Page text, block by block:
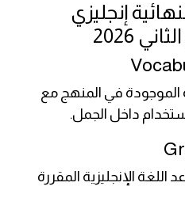
إنجليزي
2026
الموجودة في المنهج مع
داخل الجمل.
الإنجليزية المقررة